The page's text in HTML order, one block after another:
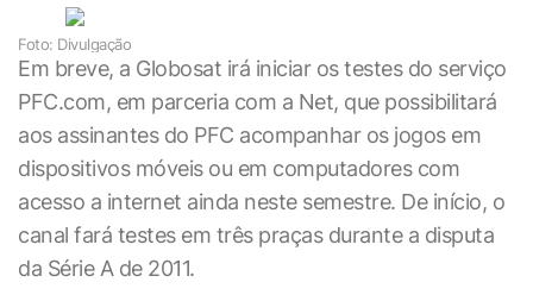
Foto: Divulgação
Em breve, a Globosat irá iniciar os testes do serviço
PFC.com, em parceria com a Net, que possibilitará
aos assinantes do PFC acompanhar os jogos em
dispositivos móveis ou em computadores com
acesso a internet ainda neste semestre. De início, o
canal fará testes em três praças durante a disputa
da Série A de 2011.